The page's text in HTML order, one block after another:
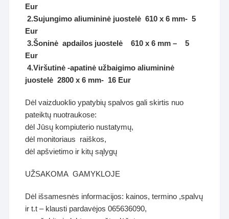
Eur
2.Sujungimo aliumininė juostelė 610 x 6 mm- 5
Eur
3.Šoninė apdailos juostelė 610 x 6 mm – 5
Eur
4.Viršutinė -apatinė užbaigimo aliumininė
juostelė 2800 x 6 mm- 16 Eur
Dėl vaizduoklio ypatybių spalvos gali skirtis nuo
pateiktų nuotraukose:
dėl Jūsų kompiuterio nustatymų,
dėl monitoriaus raiškos,
dėl apšvietimo ir kitų sąlygų
UŽSAKOMA GAMYKLOJE
Dėl išsamesnės informacijos: kainos, termino ,spalvų
ir t.t – klausti pardavėjos 065636090,